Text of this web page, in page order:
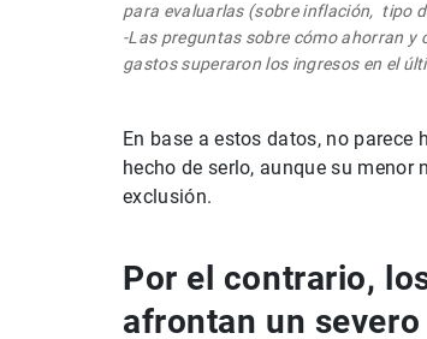
para evaluarlas (sobre inflación, tipo
-Las preguntas sobre cómo ahorran y
gastos superaron los ingresos en el
En base a estos datos, no
hecho de serlo, aunque su
exclusión.
Por el contrario,
afrontan un